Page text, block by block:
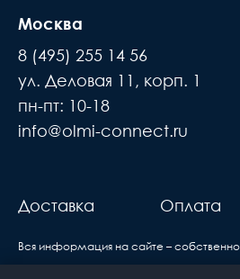
Направление канала
Тип волокна
Цвет
Исполнение
происходит силами
Время ожидания
В случае если
покупатель
Москва
8 (495) 255 14 56
ул. Деловая 11, корп. 1
пн-пт: 10-18
info@olmi-connect.ru
Доставка Оплата
Вся информация на сайте –